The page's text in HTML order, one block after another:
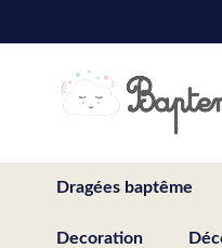
to
Dragées baptême
Decoration